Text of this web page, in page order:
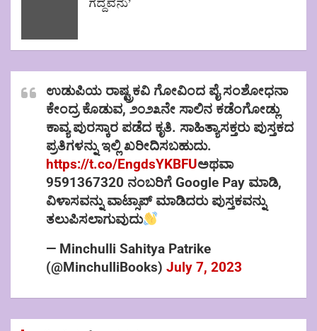
ಗೆದ್ದವನು’
ಉಡುಪಿಯ ರಾಷ್ಟ್ರಕವಿ ಗೋವಿಂದ ಪೈ ಸಂಶೋಧನಾ
ಕೇಂದ್ರ ಕೊಡುವ, ೨೦೨೩ನೇ ಸಾಲಿನ ಕಡೆಂಗೋಡ್ಲು
ಕಾವ್ಯ ಪುರಸ್ಕಾರ ಪಡೆದ ಕೃತಿ. ಸಾಹಿತ್ಯಾಸಕ್ತರು ಪುಸ್ತಕದ
ಪ್ರತಿಗಳನ್ನು ಇಲ್ಲಿ ಖರೀದಿಸಬಹುದು.
https://t.co/EngdsYKBFUಅಥವಾ
9591367320 ನಂಬರಿಗೆ Google Pay ಮಾಡಿ,
ವಿಳಾಸವನ್ನು ವಾಟ್ಸಾಪ್ ಮಾಡಿದರು ಪುಸ್ತಕವನ್ನು
ತಲುಪಿಸಲಾಗುವುದು
— Minchulli Sahitya Patrike
(@MinchulliBooks) July 7, 2023